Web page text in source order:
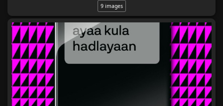
9 images